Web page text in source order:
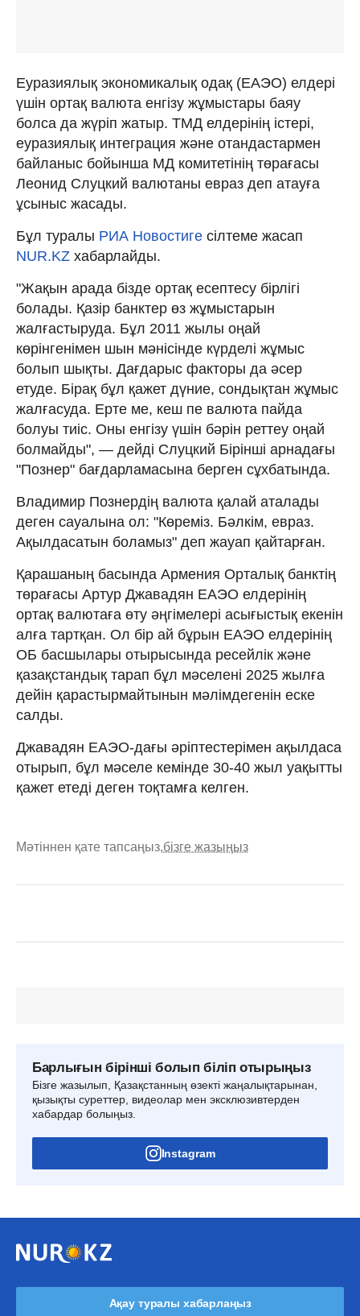
Еуразиялық экономикалық одақ (ЕАЭО) елдері
үшін ортақ валюта енгізу жұмыстары баяу
болса да жүріп жатыр. ТМД елдерінің істері,
еуразиялық интеграция және отандастармен
байланыс бойынша МД комитетінің төрағасы
Леонид Слуцкий валютаны евраз деп атауға
ұсыныс жасады.
Бұл туралы РИА Новостиге сілтеме жасап
NUR.KZ хабарлайды.
"Жақын арада бізде ортақ есептесу бірлігі
болады. Қазір банктер өз жұмыстарын
жалғастыруда. Бұл 2011 жылы оңай
көрінгенімен шын мәнісінде күрделі жұмыс
болып шықты. Дағдарыс факторы да әсер
етуде. Бірақ бұл қажет дүние, сондықтан жұмыс
жалғасуда. Ерте ме, кеш пе валюта пайда
болуы тиіс. Оны енгізу үшін бәрін реттеу оңай
болмайды", — дейді Слуцкий Бірінші арнадағы
"Познер" бағдарламасына берген сұхбатында.
Владимир Познердің валюта қалай аталады
деген сауалына ол: "Көреміз. Бәлкім, евраз.
Ақылдасатын боламыз" деп жауап қайтарған.
Қарашаның басында Армения Орталық банктің
төрағасы Артур Джавадян ЕАЭО елдерінің
ортақ валютаға өту әңгімелері асығыстық екенін
алға тартқан. Ол бір ай бұрын ЕАЭО елдерінің
ОБ басшылары отырысында ресейлік және
қазақстандық тарап бұл мәселені 2025 жылға
дейін қарастырмайтынын мәлімдегенін еске
салды.
Джавадян ЕАЭО-дағы әріптестерімен ақылдаса
отырып, бұл мәселе кемінде 30-40 жыл уақытты
қажет етеді деген тоқтамға келген.
Мәтіннен қате тапсаңыз,бізге жазыңыз
Барлығын бірінші болып біліп отырыңыз
Бізге жазылып, Қазақстанның өзекті жаңалықтарынан,
қызықты суреттер, видеолар мен эксклюзивтерден
хабардар болыңыз.
Instagram
Ақау туралы хабарлаңыз